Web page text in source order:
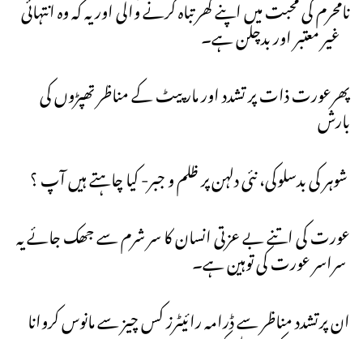
نامحرم کی محبت میں اپنے گھر تباہ کرنے والی اور یہ کہ وہ انتہائی
پھرعورت ذات پر تشدد اور مار پیٹ کے مناظر تھپڑوں کی
بارش
عورت کی اتنے بے عزتی انسان کا سر شرم سے جھک جائے یہ
ان پرتشدد مناظر سے ڈرامہ رائیٹرز کس چیز سے مانوس کروانا